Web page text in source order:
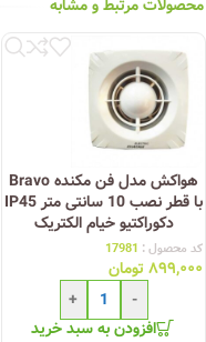
محصولات مرتبط و مشابه
هواکش مدل فن مکنده Bravo
با قطر نصب 10 سانتی متر IP45
دکوراکتیو خیام الکتریک
کد محصول : 17981
۸۹۹,۰۰۰تومان
-
+
افزودن به سبد خرید